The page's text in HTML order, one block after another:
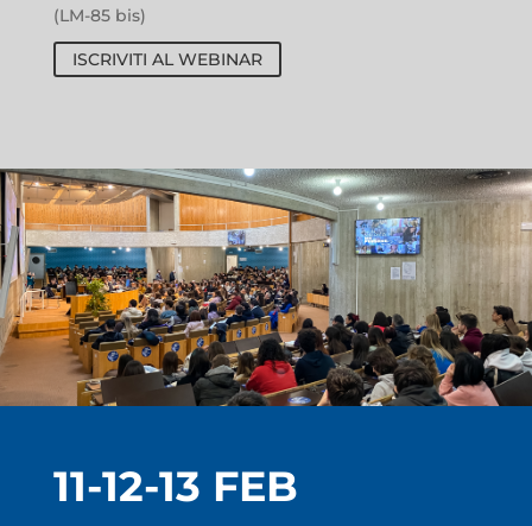
(LM-85 bis)
ISCRIVITI AL WEBINAR
11-12-13 FEB